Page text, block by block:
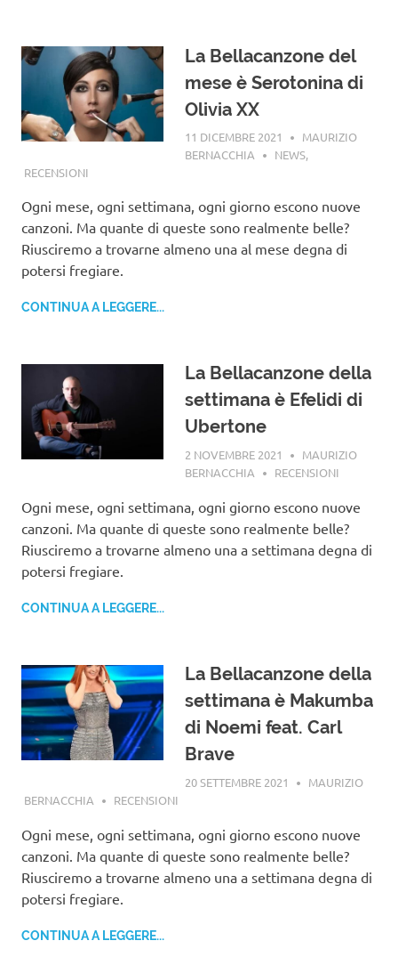
La Bellacanzone del
mese è Serotonina di
Olivia XX
11 DICEMBRE 2021
MAURIZIO
BERNACCHIA
NEWS,
RECENSIONI
Ogni mese, ogni settimana, ogni giorno escono nuove
canzoni. Ma quante di queste sono realmente belle?
Riusciremo a trovarne almeno una al mese degna di
potersi fregiare.
CONTINUA A LEGGERE...
La Bellacanzone della
settimana è Efelidi di
Ubertone
2 NOVEMBRE 2021
MAURIZIO
BERNACCHIA
RECENSIONI
Ogni mese, ogni settimana, ogni giorno escono nuove
canzoni. Ma quante di queste sono realmente belle?
Riusciremo a trovarne almeno una a settimana degna di
potersi fregiare.
CONTINUA A LEGGERE...
La Bellacanzone della
settimana è Makumba
di Noemi feat. Carl
Brave
20 SETTEMBRE 2021
MAURIZIO
BERNACCHIA
RECENSIONI
Ogni mese, ogni settimana, ogni giorno escono nuove
canzoni. Ma quante di queste sono realmente belle?
Riusciremo a trovarne almeno una a settimana degna di
potersi fregiare.
CONTINUA A LEGGERE...